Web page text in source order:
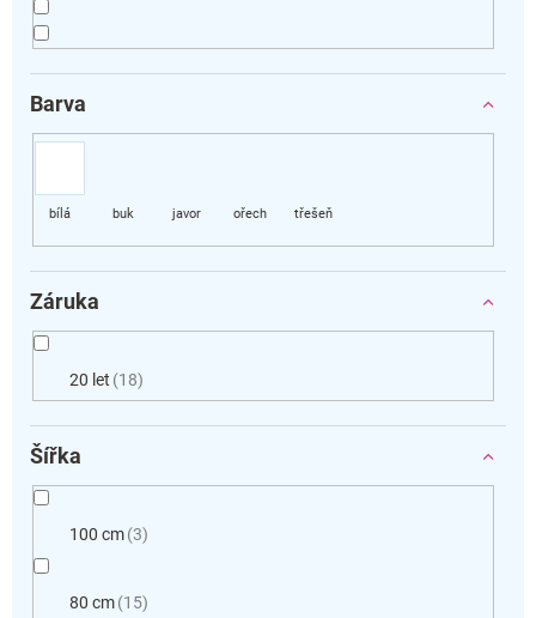
Barva
Záruka
20 let 18
Šířka
100 cm 3
80 cm 15